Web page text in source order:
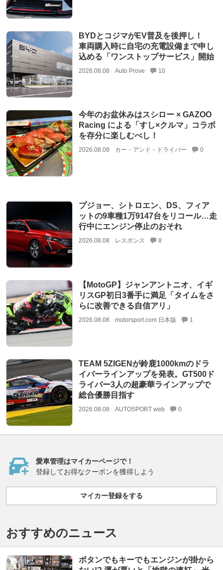
BYDとコジマがEV普及を後押し！
車両購入時に自宅の充電設備まで申し
込める「ワンストップサービス」開始
2026.08.08 Auto Prove 10
今年のお盆休みはスシロー × GAZOO
Racing による「すし×クルマ」コラボ
を存分に楽しむべし！
2026.08.08 カー・アンド・ドライバー 0
プジョー、シトロエン、DS、フィア
ットの9車種1万9147台をリコール…走
行中にエンジン停止のおそれ
2026.08.08 レスポンス 8
【MotoGP】ジャンアントニオ、イギ
リスGP初日3番手に満足「タイムをさ
らに改善できる自信アリ」
2026.08.08 motorsport.com 日本版 1
TEAM 5ZIGENが鈴鹿1000kmのドラ
イバーラインアップを発表。GT500ド
ライバー3人の超豪華ラインアップで
総合優勝目指す
2026.08.08 AUTOSPORT web 0
愛車管理はマイカーページで！
登録してお得なクーポンを獲得しよう
マイカー登録をする
おすすめのニュース
ボタンでもキーでもエンジンが掛から